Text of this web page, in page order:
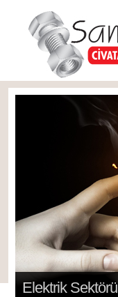
Elektrik Sektörü